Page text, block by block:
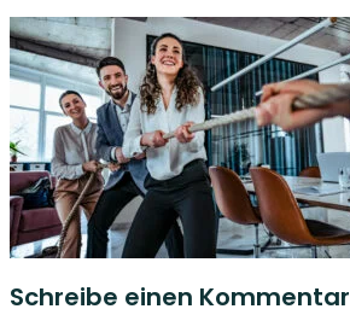
Schreibe einen Kommentar